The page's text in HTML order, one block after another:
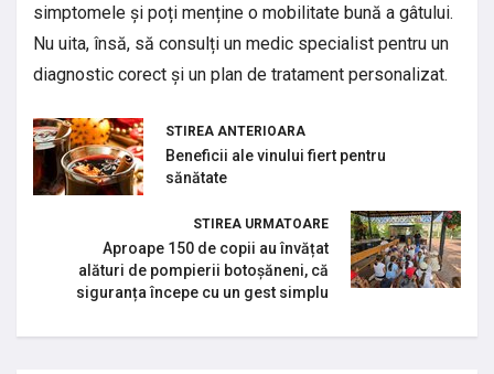
simptomele și poți menține o mobilitate bună a gâtului.
Nu uita, însă, să consulți un medic specialist pentru un
diagnostic corect și un plan de tratament personalizat.
STIREA ANTERIOARA
Beneficii ale vinului fiert pentru
sănătate
STIREA URMATOARE
Aproape 150 de copii au învățat
alături de pompierii botoșăneni, că
siguranța începe cu un gest simplu